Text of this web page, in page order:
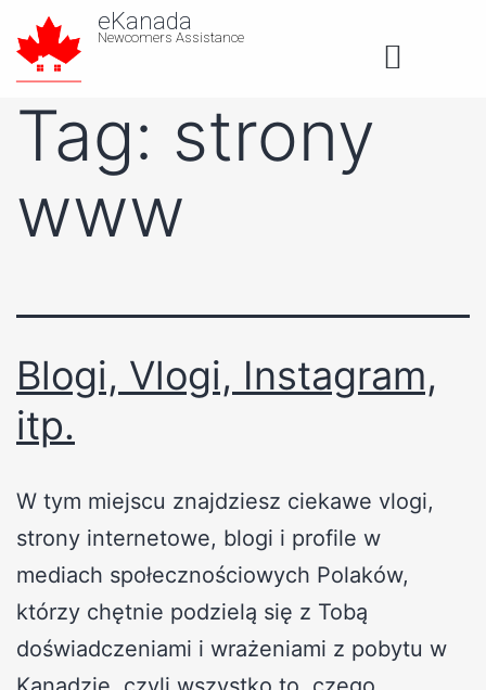
eKanada
Newcomers Assistance
Tag: strony
www
Blogi, Vlogi, Instagram,
itp.
W tym miejscu znajdziesz ciekawe vlogi,
strony internetowe, blogi i profile w
mediach społecznościowych Polaków,
którzy chętnie podzielą się z Tobą
doświadczeniami i wrażeniami z pobytu w